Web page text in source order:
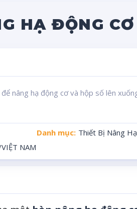
HẠ ĐỘNG
nâng hạ động cơ và hộp số lên
Danh mục: Thiết Bị Nâng
NAM